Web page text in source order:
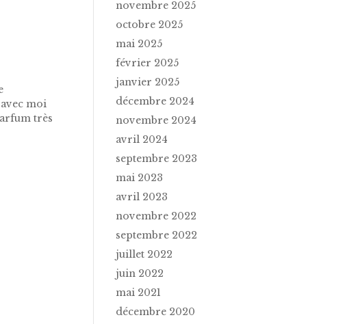
moi
très
novembre 2025
octobre 2025
mai 2025
février 2025
janvier 2025
décembre 2024
novembre 2024
avril 2024
septembre 2023
mai 2023
avril 2023
novembre 2022
septembre 2022
juillet 2022
juin 2022
mai 2021
décembre 2020